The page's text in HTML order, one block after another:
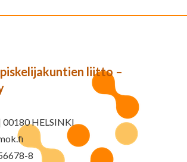
liitto –
00180 HELSINKI
8